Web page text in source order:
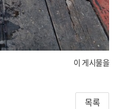
이 게시물을
목록